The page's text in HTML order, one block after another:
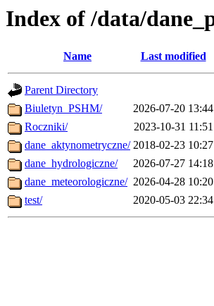
Index of /data/
Name Last modified
Parent Directory
Biuletyn_PSHM/
2026-07-20 13:44
Roczniki/
2023-10-31 11:51
dane_aktynometryczne/ 2018-02-23 10:27
dane_hydrologiczne/
2026-07-27 14:18
dane_meteorologiczne/ 2026-04-28 10:20
test/
2020-05-03 22:34